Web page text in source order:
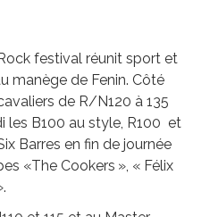
festival réunit sport et
manège de Fenin. Côté
de R/N120 à 135
les B100 au style, R100 et
Barres en fin de journée
«The Cookers », « Félix